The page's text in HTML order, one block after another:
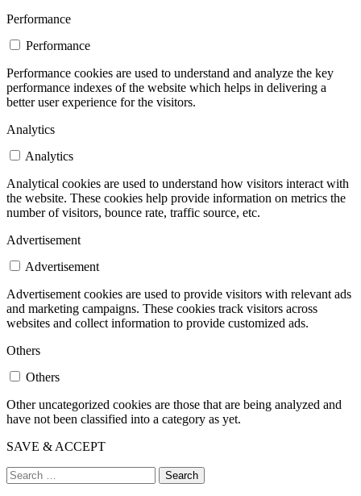
Performance
Performance
Performance cookies are used to understand and analyze the key
performance indexes of the website which helps in delivering a
better user experience for the visitors.
Analytics
Analytics
Analytical cookies are used to understand how visitors interact with
the website. These cookies help provide information on metrics the
number of visitors, bounce rate, traffic source, etc.
Advertisement
Advertisement
Advertisement cookies are used to provide visitors with relevant ads
and marketing campaigns. These cookies track visitors across
websites and collect information to provide customized ads.
Others
Others
Other uncategorized cookies are those that are being analyzed and
have not been classified into a category as yet.
SAVE & ACCEPT
Search